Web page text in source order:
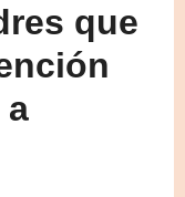
que